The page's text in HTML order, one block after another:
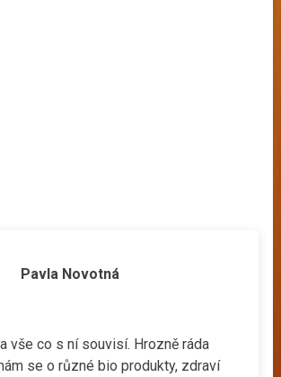
Pavla Novotná
vše co s ní souvisí. Hrozně ráda
se o různé bio produkty, zdraví